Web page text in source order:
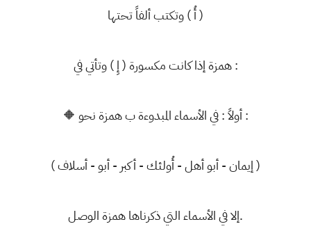
( أُ ) وتكتب ألفاً تحتها
همزة إذا كانت مكسورة ( إِ ) وتأتي في :
🔶 أولاً : في الأسماء المبدوءة ب همزة نحو :
( إيمان - أبو أهل - أُولئك - أكبر - أبو - أسلاف )
إلا في الأسماء التي ذكرناها همزة الوصل.